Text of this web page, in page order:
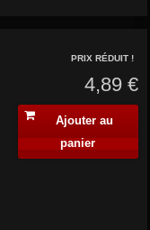
PRIX RÉDUIT !
4,89 €
Ajouter au
panier